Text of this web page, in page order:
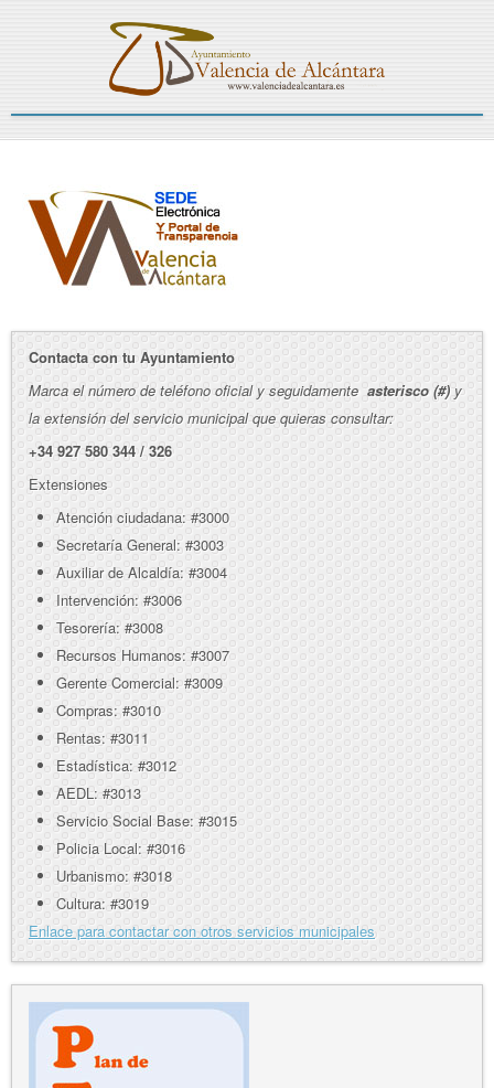
Contacta con tu Ayuntamiento
Marca el número de teléfono oficial y seguidamente asterisco (#)y
la extensión del servicio municipal que quieras consultar:
+34 927 580 344 / 326
Extensiones
Atención ciudadana: #3000
Secretaría General: #3003
Auxiliar de Alcaldía: #3004
Intervención: #3006
Tesorería: #3008
Recursos Humanos: #3007
Gerente Comercial: #3009
Compras: #3010
Rentas: #3011
Estadística: #3012
AEDL: #3013
Servicio Social Base: #3015
Policia Local: #3016
Urbanismo: #3018
Cultura: #3019
Enlace para contactar con otros servicios municipales